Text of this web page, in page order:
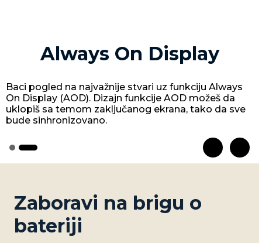
Always On Display
Baci pogled na najvažnije stvari uz funkciju Always
On Display (AOD). Dizajn funkcije AOD možeš da
uklopiš sa temom zaključanog ekrana, tako da sve
bude sinhronizovano.
Zaboravi na brigu o
bateriji